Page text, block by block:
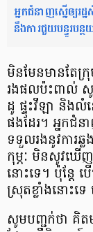
អ្នកជំនាញស្នើឲ្យ
នឹងការជួយបន្ធូរបន្
មិនមែន​មាន​តែ​
រង​ផល​ប៉ះពាល់
ដូ ផ្ទះ​វីឡា និង​លំ
ផង​ដែរ​។ អ្នកជំ
ទទួល​រង​នូវ​ការ​
កុម្ភៈ មិនសូវ​ឃើ
នោះ​ទេ​។ ប៉ុន្ដែ
ស្រុត​ខ្លាំង​នោះ​
សូម​បញ្ជក់​ថា គិ